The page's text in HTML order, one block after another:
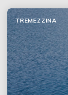
TREMEZZINA